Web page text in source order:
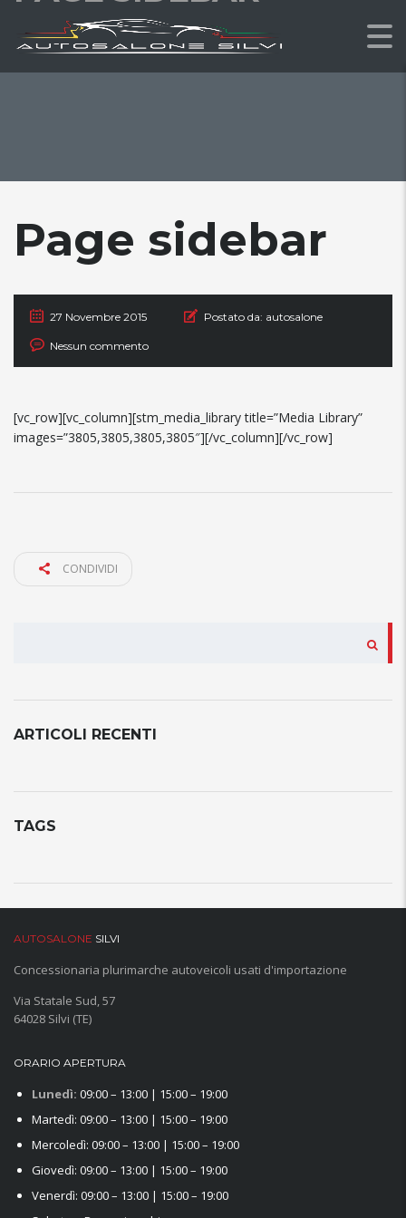
Page sidebar
27 Novembre 2015 Postato da: autosalone
Nessun commento
[vc_row][vc_column][stm_media_library title=”Media Library”
images=”3805,3805,3805,3805″][/vc_column][/vc_row]
CONDIVIDI
ARTICOLI RECENTI
TAGS
AUTOSALONE SILVI
Concessionaria plurimarche autoveicoli usati d'importazione
Via Statale Sud, 57
64028 Silvi (TE)
ORARIO APERTURA
Lunedì: 09:00 – 13:00 | 15:00 – 19:00
Martedì: 09:00 – 13:00 | 15:00 – 19:00
Mercoledì: 09:00 – 13:00 | 15:00 – 19:00
Giovedì: 09:00 – 13:00 | 15:00 – 19:00
Venerdì: 09:00 – 13:00 | 15:00 – 19:00